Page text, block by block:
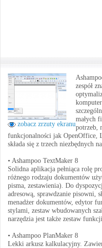
zobacz zrzuty ekranu
zespół
małych
potrzeb,
funkcjonalności jak
składa się z trzech niezbędnych
• Ashampoo TextMaker 8
Solidna aplikacja pełniąca rolę
różnego rodzaju dokumentów
pisma, zestawienia). Do
adresową, sprawdzanie pisowni,
menadżer dokumentów, edytor
stylami, zestaw wbudowanych
narzędzia jest także zestaw
• Ashampoo PlanMaker 8
Lekki arkusz kalkulacyjny.